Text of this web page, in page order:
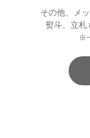
その他、メ
熨斗、立札
※